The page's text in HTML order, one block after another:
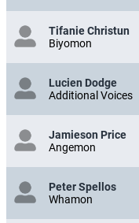
Tifanie Christun
Biyomon
Lucien Dodge
Additional Voices
Jamieson Price
Angemon
Peter Spellos
Whamon